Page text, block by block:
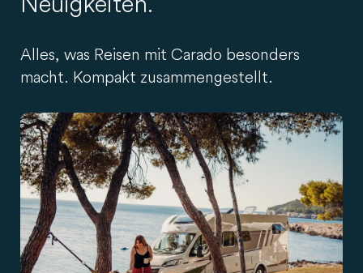
Alles, was Reisen mit Carado besonders
macht. Kompakt zusammengestellt.